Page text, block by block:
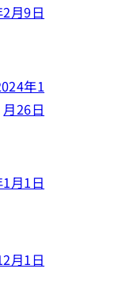
月9日
年1
月26日
月1日
月1日